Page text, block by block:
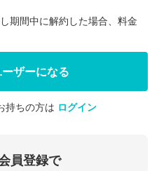
する
する
期間中に解約した場合、料金
ザーになる
持ちの方は ログイン
員登録で